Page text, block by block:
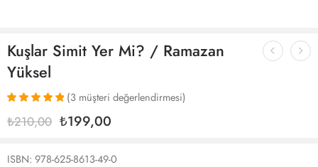
Kuşlar Simit Yer Mi? / Ramazan
Yüksel
puanına
5.00puan
(3müşteri değerlendirmesi)
₺210,00 ₺199,00
ISBN: 978-625-8613-49-0